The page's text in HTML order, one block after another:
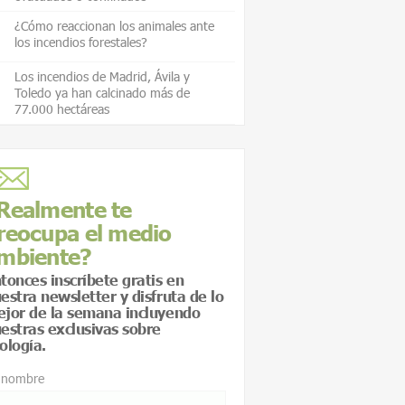
¿Cómo reaccionan los animales ante
los incendios forestales?
Los incendios de Madrid, Ávila y
Toledo ya han calcinado más de
77.000 hectáreas
te
el medio
inscríbete gratis en
newsletter y disfruta de lo
de la semana incluyendo
exclusivas sobre